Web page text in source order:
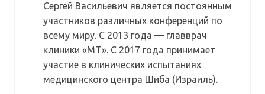
Сергей Васильевич является постоянным
участников различных конференций по
всему миру. С 2013 года — главврач
клиники «МТ». С 2017 года принимает
участие в клинических испытаниях
медицинского центра Шиба (Израиль).